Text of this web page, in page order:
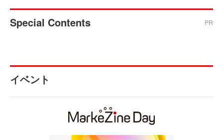
Special Contents PR
イベント